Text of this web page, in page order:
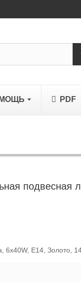
PDF
подвесная
6x40W, E14, Золото,